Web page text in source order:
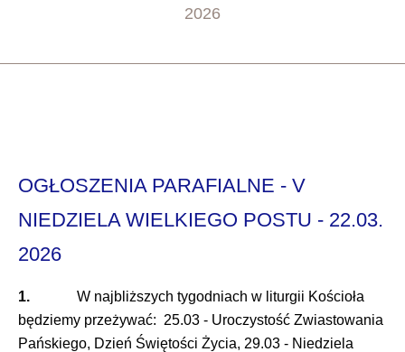
2026
OGŁOSZENIA PARAFIALNE - V
NIEDZIELA WIELKIEGO POSTU - 22.03.
2026
1. W najbliższych tygodniach w liturgii Kościoła
będziemy przeżywać: 25.03 - Uroczystość Zwiastowania
Pańskiego, Dzień Świętości Życia, 29.03 - Niedziela